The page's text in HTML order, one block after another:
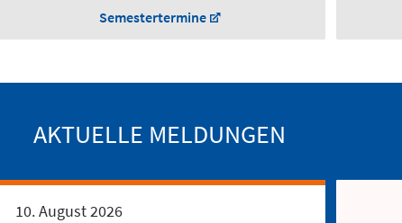
Semestertermine
AKTUELLE MELDUNGEN
10. August 2026